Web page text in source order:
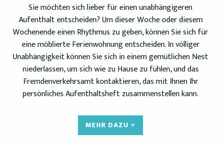
Sie möchten sich lieber für einen unabhängigeren
Aufenthalt entscheiden? Um dieser Woche oder diesem
Wochenende einen Rhythmus zu geben, können Sie sich für
eine möblierte Ferienwohnung entscheiden. In völliger
Unabhängigkeit können Sie sich in einem gemütlichen Nest
niederlassen, um sich wie zu Hause zu fühlen, und das
Fremdenverkehrsamt kontaktieren, das mit Ihnen Ihr
persönliches Aufenthaltsheft zusammenstellen kann.
MEHR DAZU +